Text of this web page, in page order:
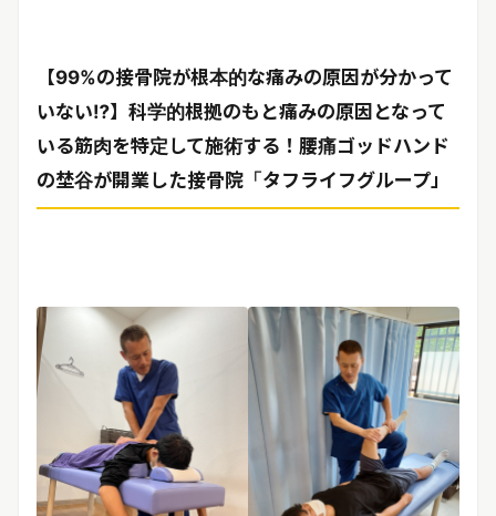
【99%の接骨院が根本的な痛みの原因が分かって
いない⁉】科学的根拠のもと痛みの原因となって
いる筋肉を特定して施術する！腰痛ゴッドハンド
の埜谷が開業した接骨院「タフライフグループ」